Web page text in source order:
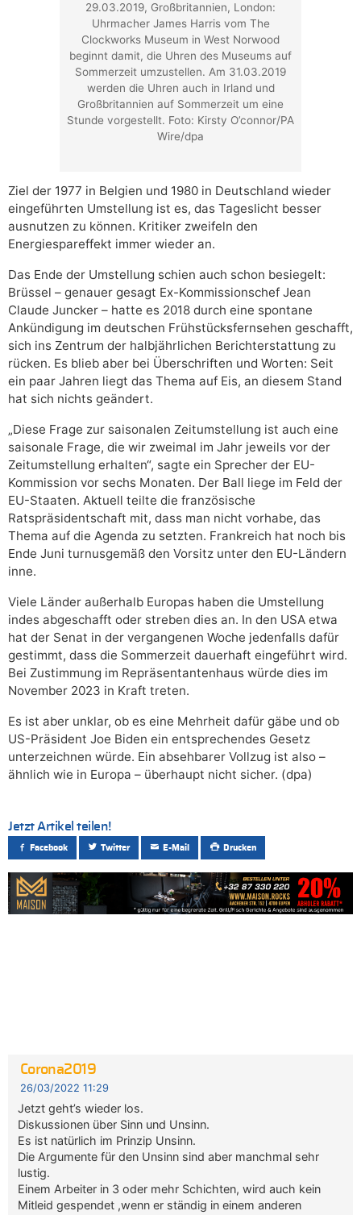
29.03.2019, Großbritannien, London:
Uhrmacher James Harris vom The
Clockworks Museum in West Norwood
beginnt damit, die Uhren des Museums auf
Sommerzeit umzustellen. Am 31.03.2019
werden die Uhren auch in Irland und
Großbritannien auf Sommerzeit um eine
Stunde vorgestellt. Foto: Kirsty O’connor/PA
Wire/dpa
Ziel der 1977 in Belgien und 1980 in Deutschland wieder
eingeführten Umstellung ist es, das Tageslicht besser
ausnutzen zu können. Kritiker zweifeln den
Energiespareffekt immer wieder an.
Das Ende der Umstellung schien auch schon besiegelt:
Brüssel – genauer gesagt Ex-Kommissionschef Jean
Claude Juncker – hatte es 2018 durch eine spontane
Ankündigung im deutschen Frühstücksfernsehen geschafft,
sich ins Zentrum der halbjährlichen Berichterstattung zu
rücken. Es blieb aber bei Überschriften und Worten: Seit
ein paar Jahren liegt das Thema auf Eis, an diesem Stand
hat sich nichts geändert.
„Diese Frage zur saisonalen Zeitumstellung ist auch eine
saisonale Frage, die wir zweimal im Jahr jeweils vor der
Zeitumstellung erhalten“, sagte ein Sprecher der EU-
Kommission vor sechs Monaten. Der Ball liege im Feld der
EU-Staaten. Aktuell teilte die französische
Ratspräsidentschaft mit, dass man nicht vorhabe, das
Thema auf die Agenda zu setzten. Frankreich hat noch bis
Ende Juni turnusgemäß den Vorsitz unter den EU-Ländern
inne.
Viele Länder außerhalb Europas haben die Umstellung
indes abgeschafft oder streben dies an. In den USA etwa
hat der Senat in der vergangenen Woche jedenfalls dafür
gestimmt, dass die Sommerzeit dauerhaft eingeführt wird.
Bei Zustimmung im Repräsentantenhaus würde dies im
November 2023 in Kraft treten.
Es ist aber unklar, ob es eine Mehrheit dafür gäbe und ob
US-Präsident Joe Biden ein entsprechendes Gesetz
unterzeichnen würde. Ein absehbarer Vollzug ist also –
ähnlich wie in Europa – überhaupt nicht sicher. (dpa)
Jetzt Artikel teilen!
Facebook Twitter E-Mail Drucken
Corona2019
26/03/2022 11:29
Jetzt geht’s wieder los.
Diskussionen über Sinn und Unsinn.
Es ist natürlich im Prinzip Unsinn.
Die Argumente für den Unsinn sind aber manchmal sehr
lustig.
Einem Arbeiter in 3 oder mehr Schichten, wird auch kein
Mitleid gespendet ,wenn er ständig in einem anderen